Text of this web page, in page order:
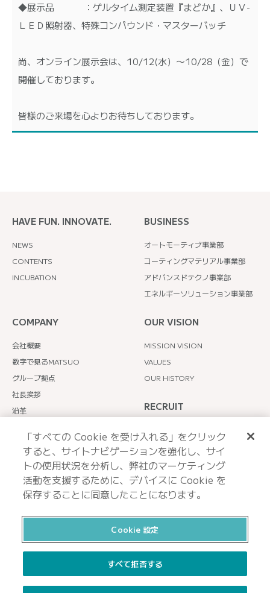
◆展示品 ：ゲルタイム測定装置『まどか』、ＵＶ-
ＬＥＤ照射器、特殊コンパウンド・マスターバッチ
尚、オンライン展示会は、10/12(水）〜10/28（金）で
開催しております。
皆様のご来場を心よりお待ちしております。
HAVE FUN. INNOVATE.
NEWS
CONTENTS
INCUBATION
BUSINESS
オートモーティブ事業部
コーティングマテリアル事業部
アドバンスドテクノ事業部
エネルギーソリューション事業部
COMPANY
会社概要
数字で見るMATSUO
グループ拠点
社長挨拶
沿革
OUR VISION
MISSION VISION
VALUES
OUR HISTORY
RECRUIT
社員インタビュー
MATSUOのリアル
クッキーポリシー
「すべての Cookie を受け入れる」をクリック
すると、サイトナビゲーションを強化し、サイ
トの使用状況を分析し、弊社のマーケティング
活動を支援するために、デバイスに Cookie を
保存することに同意したことになります。
Cookie 設定
すべて拒否する